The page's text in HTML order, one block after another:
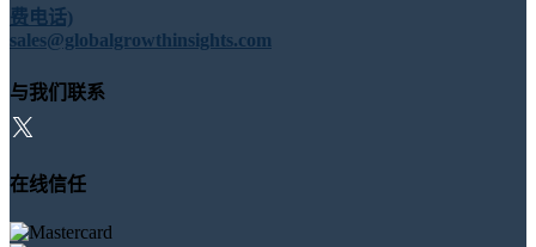
费电话)
sales@globalgrowthinsights.com
与我们联系
在线信任